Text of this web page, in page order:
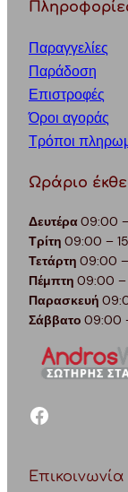
Παραγγελίες
Παράδοση
Επιστροφές
Όροι αγοράς
Τρόποι
Ωράριο
Δευτέρα09:00
Τρίτη 09:00 –
Τετάρτη 09:00
Πέμπτη 09:00 –
Παρασκευή
Σάββατο 09:00
facebook
Επικοινωνία